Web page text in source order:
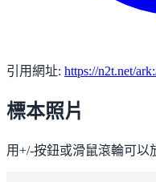
引用網址: https://n2t.net/
標本照片
用+/-按鈕或滑鼠滾輪可以